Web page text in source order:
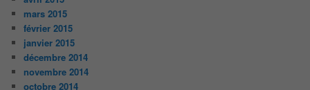
mars 2015
février 2015
janvier 2015
décembre 2014
novembre 2014
octobre 2014